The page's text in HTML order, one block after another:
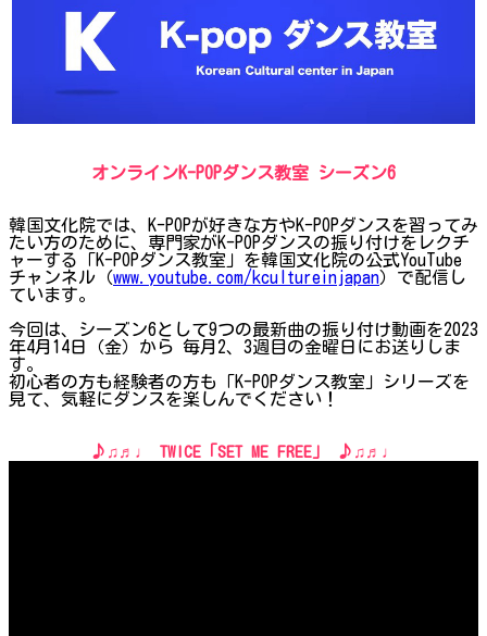
オンラインK-POPダンス教室 シーズン6
韓国文化院では、K-POPが好きな方やK-POPダンスを習ってみ
たい方のために、専門家がK-POPダンスの振り付けをレクチ
ャーする「K-POPダンス教室」を韓国文化院の公式YouTube
チャンネル（www.youtube.com/kcultureinjapan）で配信し
ています。
今回は、シーズン6として9つの最新曲の振り付け動画を2023
年4月14日（金）から 毎月2、3週目の金曜日にお送りしま
す。
初心者の方も経験者の方も「K-POPダンス教室」シリーズを
見て、気軽にダンスを楽しんでください！
♪♫♬♩ TWICE「SET ME FREE」 ♪♫♬♩